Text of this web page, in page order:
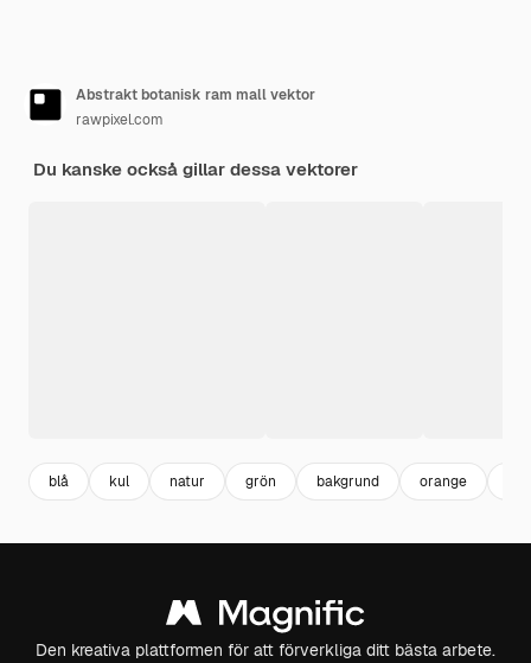
Abstrakt botanisk ram mall vektor
rawpixel.com
Du kanske också gillar dessa vektorer
blå kul natur grön bakgrund orange
Den kreativa plattformen för att förverkliga ditt bästa arbete.